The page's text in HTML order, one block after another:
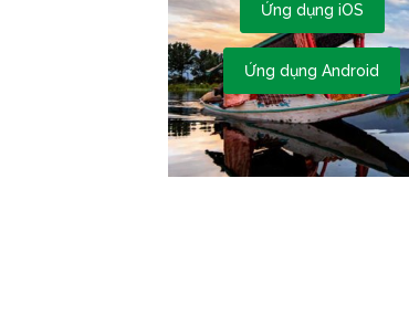
Ứng dụng iOS
Ứng dụng Android